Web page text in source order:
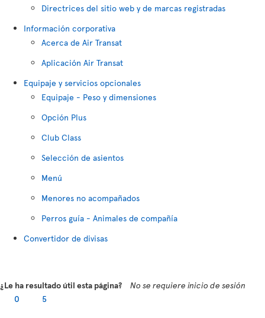
Directrices del sitio web y de marcas registradas
Información corporativa
Acerca de Air Transat
Aplicación Air Transat
Equipaje y servicios opcionales
Equipaje - Peso y dimensiones
Opción Plus
Club Class
Selección de asientos
Menú
Menores no acompañados
Perros guía - Animales de compañía
Convertidor de divisas
¿Le ha resultado útil esta página?
No se requiere inicio de sesión
0
5